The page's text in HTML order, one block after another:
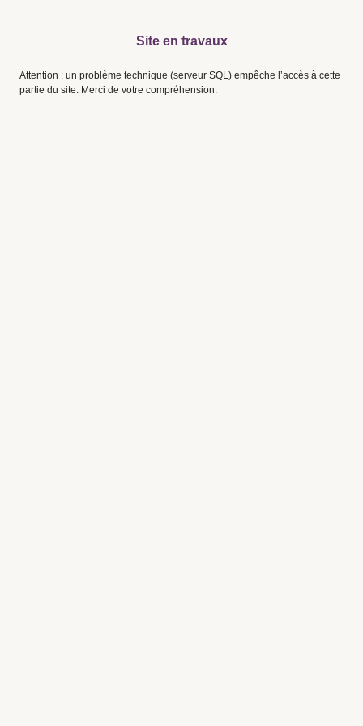
Site en travaux
Attention : un problème technique (serveur SQL) empêche l’accès à cette
partie du site. Merci de votre compréhension.